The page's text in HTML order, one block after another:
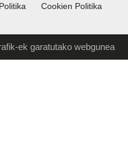
Cookien Politika
ek garatutako webgunea